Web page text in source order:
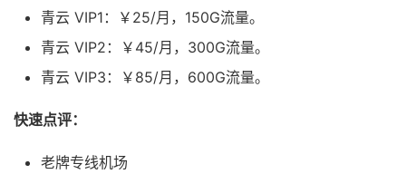
青云 VIP1：￥25/月，150G流量。
青云 VIP2：￥45/月，300G流量。
青云 VIP3：￥85/月，600G流量。
快速点评：
老牌专线机场